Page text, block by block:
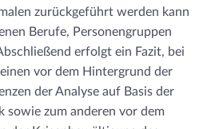
zurückgeführt werden kann
Berufe, Personengruppen
erfolgt ein Fazit, bei
vor dem Hintergrund der
der Analyse auf Basis der
sowie zum anderen vor dem